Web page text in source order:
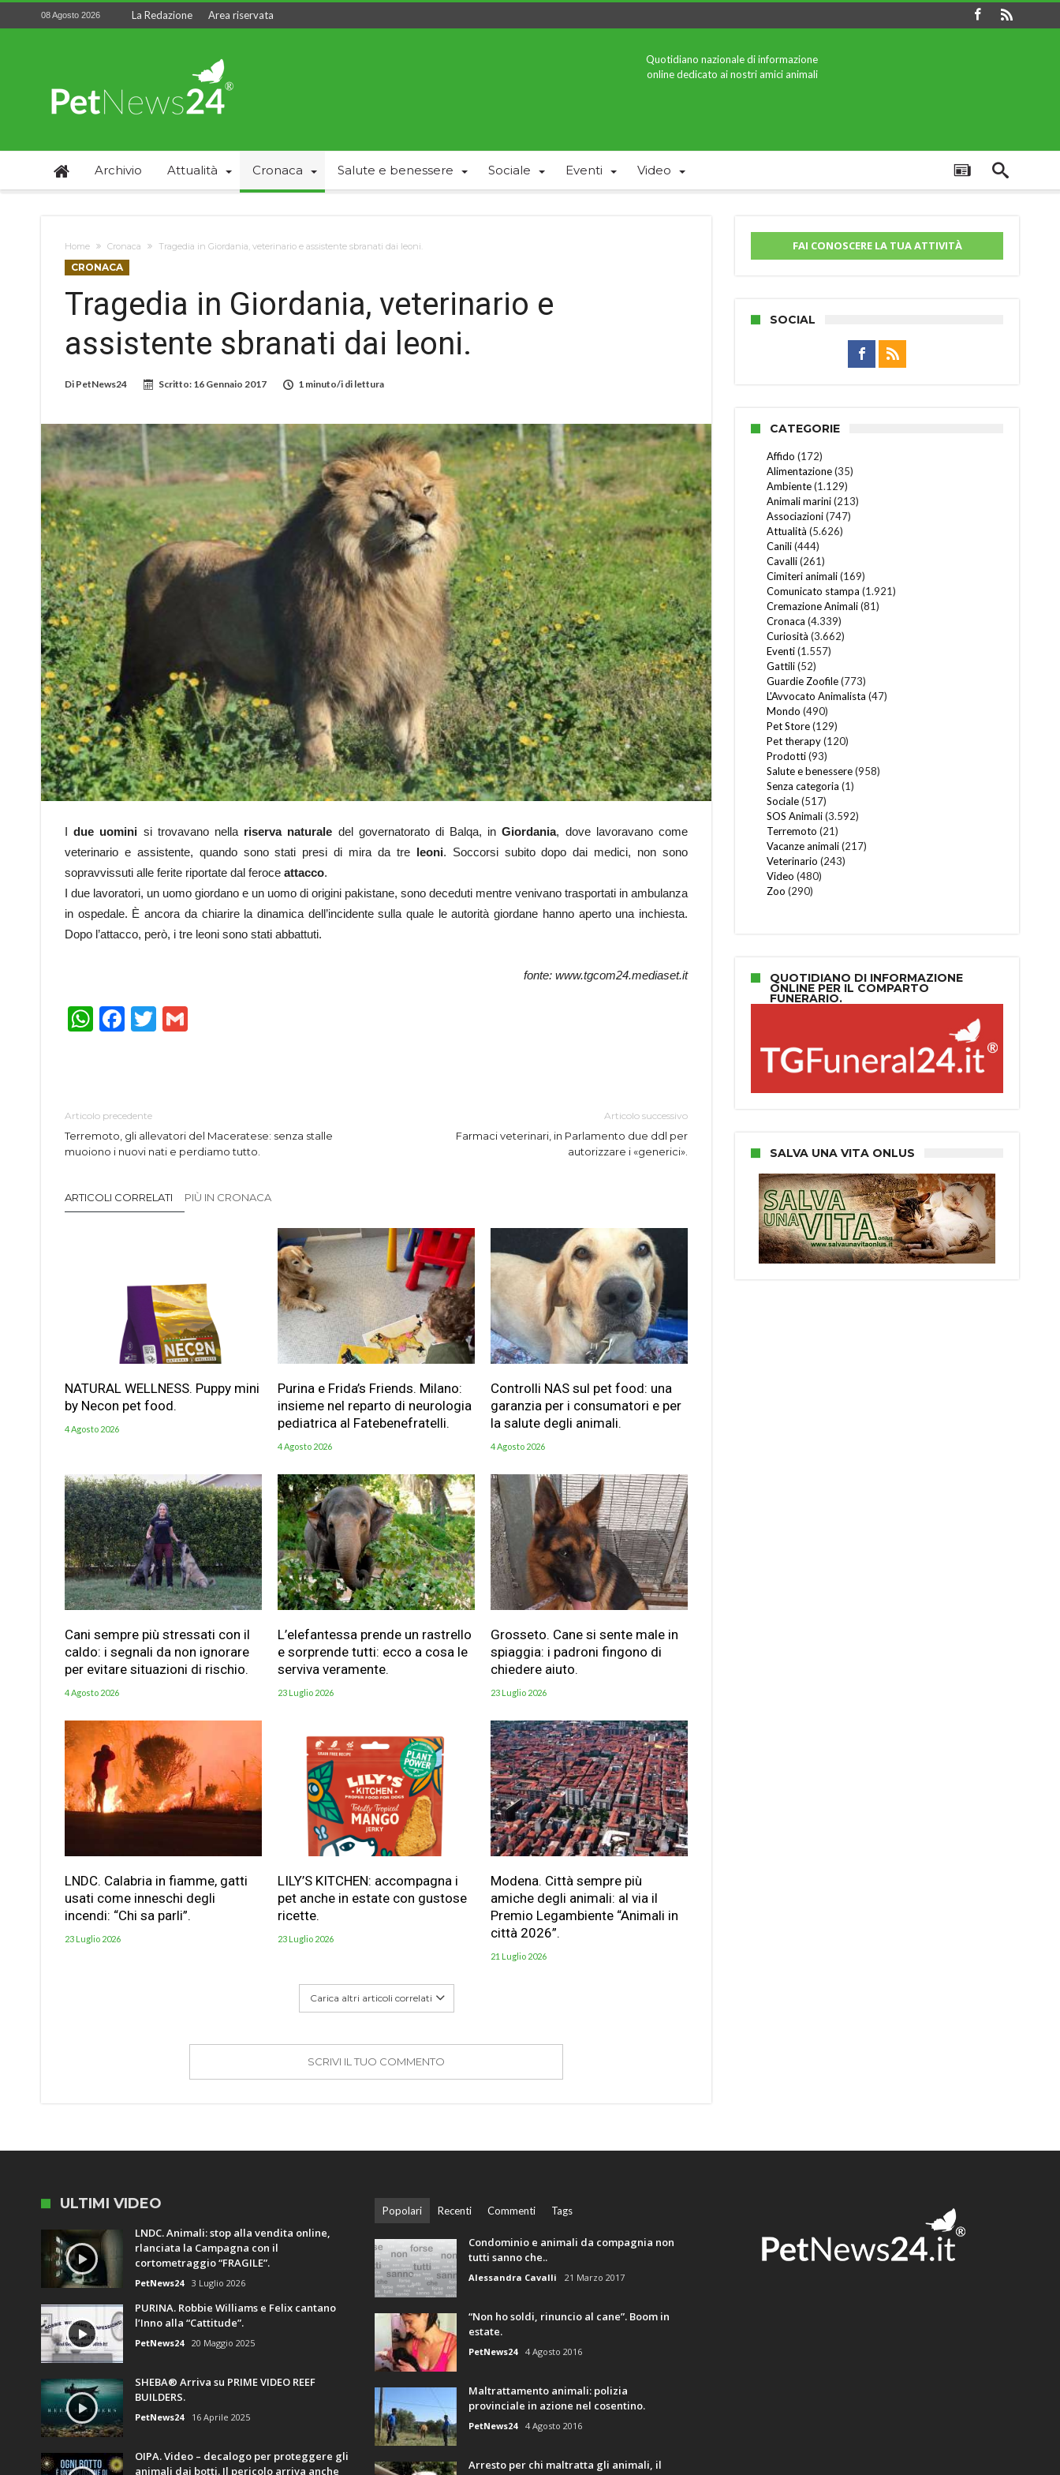
08 Agosto 2026 La Redazione Area riservata
Quotidiano nazionale di informazione
online dedicato ai nostri amici animali
Archivio Attualità Cronaca Salute e benessere Sociale Eventi Video
Home Cronaca Tragedia in Giordania, veterinario e assistente sbranati dai leoni.
CRONACA
Tragedia in Giordania, veterinario e
assistente sbranati dai leoni.
Di PetNews24 Scritto: 16 Gennaio 2017 1 minuto/i di lettura
Idue uomini si trovavano nellariserva naturale del governatorato di Balqa, inGiordania, dove lavoravano come
veterinario e assistente, quando sono stati presi di mira da treleoni. Soccorsi subito dopo dai medici, non sono
sopravvissuti alle ferite riportate dal feroce attacco.
I due lavoratori, un uomo giordano e un uomo di origini pakistane, sono deceduti mentre venivano trasportati in ambulanza
in ospedale. È ancora da chiarire la dinamica dell’incidente sulla quale le autorità giordane hanno aperto una inchiesta.
Dopo l’attacco, però, i tre leoni sono stati abbattuti.
fonte: www.tgcom24.mediaset.it
WhatsApp
Facebook
Twitter
Articolo precedente
Terremoto, gli allevatori del Maceratese: senza stalle
muoiono i nuovi nati e perdiamo tutto.
Articolo successivo
Farmaci veterinari, in Parlamento due ddl per
autorizzare i «generici».
ARTICOLI CORRELATI PIÙ IN CRONACA
NATURAL WELLNESS. Puppy mini
by Necon pet food.
4 Agosto 2026
Purina e Frida’s Friends. Milano:
insieme nel reparto di neurologia
pediatrica al Fatebenefratelli.
4 Agosto 2026
Controlli NAS sul pet food: una
garanzia per i consumatori e per
la salute degli animali.
4 Agosto 2026
Cani sempre più stressati con il
caldo: i segnali da non ignorare
per evitare situazioni di rischio.
4 Agosto 2026
L’elefantessa prende un rastrello
e sorprende tutti: ecco a cosa le
serviva veramente.
23 Luglio 2026
Grosseto. Cane si sente male in
spiaggia: i padroni fingono di
chiedere aiuto.
23 Luglio 2026
LNDC. Calabria in fiamme, gatti
usati come inneschi degli
incendi: “Chi sa parli”.
23 Luglio 2026
LILY’S KITCHEN: accompagna i
pet anche in estate con gustose
ricette.
23 Luglio 2026
Modena. Città sempre più
amiche degli animali: al via il
Premio Legambiente “Animali in
città 2026”.
21 Luglio 2026
Carica altri articoli correlati
SCRIVI IL TUO COMMENTO
FAI CONOSCERE LA TUA ATTIVITÀ
SOCIAL
CATEGORIE
Affido (172)
Alimentazione(35)
Ambiente(1.129)
Animali marini(213)
Associazioni(747)
Attualità (5.626)
Canili(444)
Cavalli(261)
Cimiteri animali(169)
Comunicato stampa (1.921)
Cremazione Animali(81)
Cronaca (4.339)
Curiosità (3.662)
Eventi(1.557)
Gattili(52)
Guardie Zoofile(773)
L'Avvocato Animalista (47)
Mondo (490)
Pet Store(129)
Pet therapy(120)
Prodotti(93)
Salute e benessere(958)
Senza categoria (1)
Sociale(517)
SOS Animali(3.592)
Terremoto (21)
Vacanze animali(217)
Veterinario (243)
Video (480)
Zoo (290)
QUOTIDIANO DI INFORMAZIONE
ONLINE PER IL COMPARTO
FUNERARIO.
SALVA UNA VITA ONLUS
ULTIMI VIDEO
LNDC. Animali: stop alla vendita online,
rlanciata la Campagna con il
cortometraggio “FRAGILE”.
PetNews24 3 Luglio 2026
PURINA. Robbie Williams e Felix cantano
l’Inno alla “Cattitude”.
PetNews24 20 Maggio 2025
SHEBA® Arriva su PRIME VIDEO REEF
BUILDERS.
PetNews24 16 Aprile 2025
OIPA. Video – decalogo per proteggere gli
animali dai botti. Il pericolo arriva anche
Popolari Recenti Commenti Tags
Condominio e animali da compagnia non
tutti sanno che..
Alessandra Cavalli 21 Marzo 2017
“Non ho soldi, rinuncio al cane”. Boom in
estate.
PetNews24 4 Agosto 2016
Maltrattamento animali: polizia
provinciale in azione nel cosentino.
PetNews24 4 Agosto 2016
Arresto per chi maltratta gli animali, il